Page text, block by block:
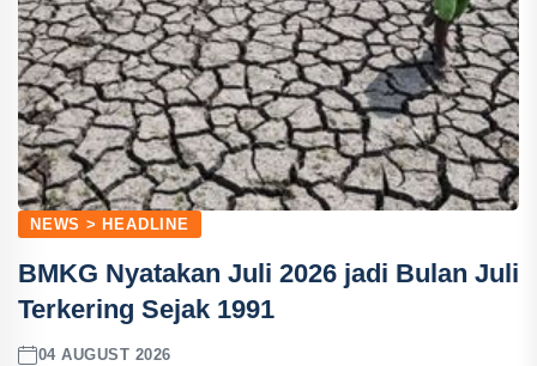
NEWS > HEADLINE
BMKG Nyatakan Juli 2026 jadi Bulan Juli
Terkering Sejak 1991
04 AUGUST 2026